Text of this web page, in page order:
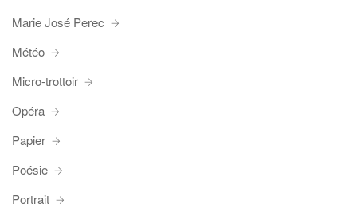
Marie José Perec
Météo
Micro-trottoir
Opéra
Papier
Poésie
Portrait